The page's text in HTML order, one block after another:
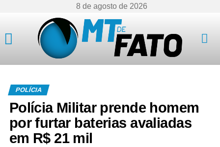
8 de agosto de 2026
POLÍCIA
Polícia Militar prende homem
por furtar baterias avaliadas
em R$ 21 mil